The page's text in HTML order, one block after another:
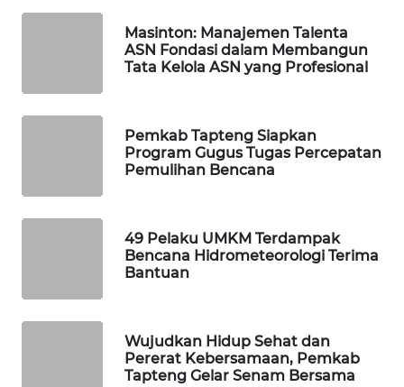
Masinton: Manajemen Talenta
ASN Fondasi dalam Membangun
Tata Kelola ASN yang Profesional
Pemkab Tapteng Siapkan
Program Gugus Tugas Percepatan
Pemulihan Bencana
49 Pelaku UMKM Terdampak
Bencana Hidrometeorologi Terima
Bantuan
Wujudkan Hidup Sehat dan
Pererat Kebersamaan, Pemkab
Tapteng Gelar Senam Bersama
NET